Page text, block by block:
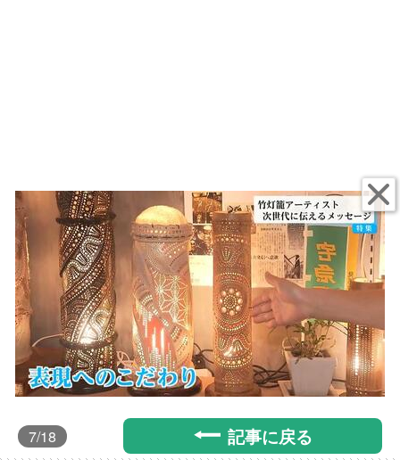
7/18 記事に戻る